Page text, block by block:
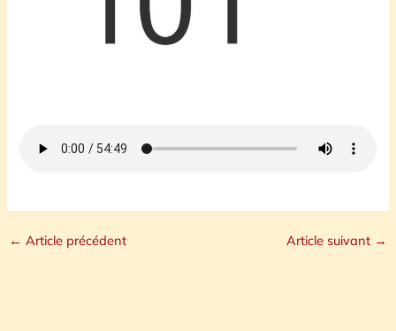
← Article précédent Article suivant →